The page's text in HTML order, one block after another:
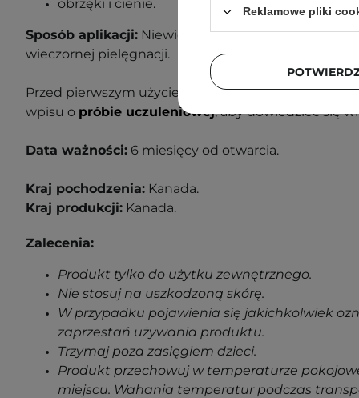
obrzęki i cienie.
Sposób aplikacji: Niewielką ilość produktu nałóż
wieczornej pielęgnacji.
Przed pierwszym użyciem wykonaj próbę
wpisu o próbie uczuleniowej, aby dowiedzieć się
Data ważności: 6 miesięcy od otwarcia.
Kraj pochodzenia: Kanada.
Kraj produkcji: Kanada.
Zalecenia:
Produkt tylko do użytku zewnętrznego.
Nie stosuj na uszkodzoną skórę.
W przypadku pojawienia się jakichkolwiek
zaprzestań używania produktu.
Trzymaj poza zasięgiem dzieci.
Produkt przechowuj w temperaturze
miejscu. Wahania temperatur podczas
Reklamowe pliki